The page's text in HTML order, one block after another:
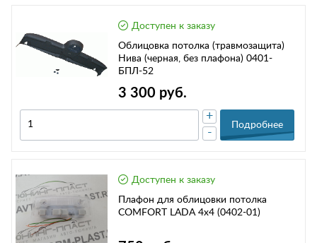
Доступен к заказу
Облицовка потолка (травмозащита)
Нива (черная, без плафона) 0401-
БПЛ-52
3 300 руб.
-
+
Подробнее
Доступен к заказу
Плафон для облицовки потолка
COMFORT LADA 4х4 (0402-01)